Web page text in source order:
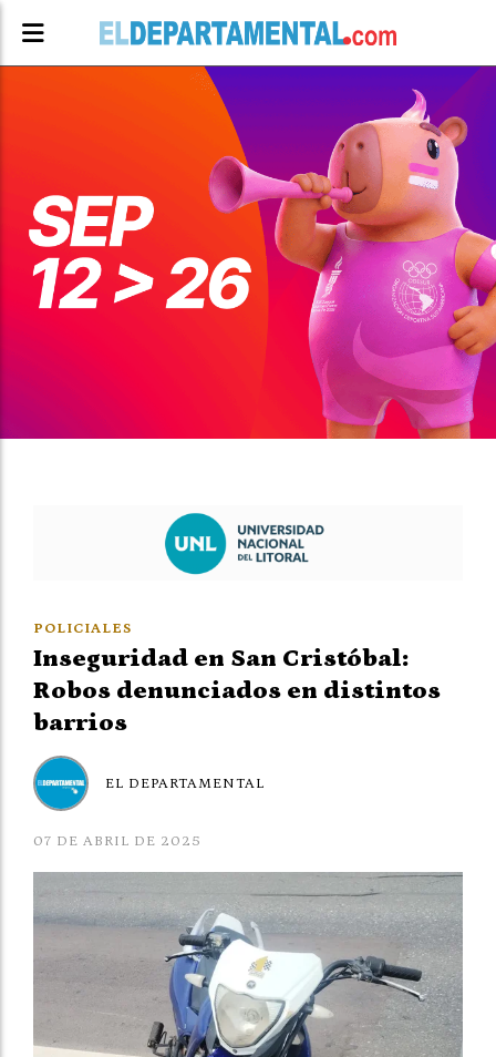
Inseguridad en San Cristóbal:
Robos denunciados en distintos
barrios
POLICIALES
07 DE ABRIL DE 2025
EL DEPARTAMENTAL